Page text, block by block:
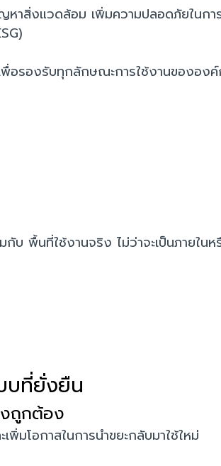
ญหาสิ่งแวดล้อม เพิ่มความปลอดภัยใน
อรองรับทุกลักษณะการใช้งานขององ
กับ พื้นที่ใช้งานจริง ไม่ว่าจะเป็นภายใน
บที่ยั่งยืน
ถูกต้อง
มโอกาสในการนำขยะกลับมาใช้ใหม่